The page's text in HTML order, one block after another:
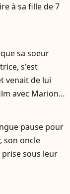
à sa fille de 7
sa soeur
s'est
venait de lui
avec Marion
pause pour
son oncle
prise sous leur